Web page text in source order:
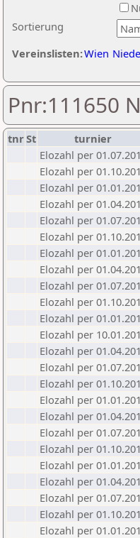
Sortierung
Vereinslisten:Wien
Pnr:111650
tnrSt turnier
Elozahl per
Elozahl per
Elozahl per
Elozahl per
Elozahl per
Elozahl per
Elozahl per
Elozahl per
Elozahl per
Elozahl per
Elozahl per
Elozahl per
Elozahl per
Elozahl per
Elozahl per
Elozahl per
Elozahl per
Elozahl per
Elozahl per
Elozahl per
Elozahl per
Elozahl per
Elozahl per
Elozahl per